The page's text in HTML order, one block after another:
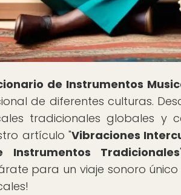
de Instrumentos
de diferentes culturas.
tradicionales globales
artículo "Vibraciones
Instrumentos Tradicionales
para un viaje sonoro